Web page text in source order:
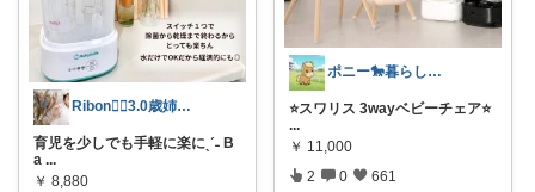
Ribon❁⃘3.0歳姉妹ﾏﾏ👧🏻♡
育児を少しでも手軽に楽にˎˊ˗ B
a ...
￥ 8,880
ポニー🐎暮らし快適を目指すパパ
⭐️スワリス 3wayベビーチェア⭐️
...
￥ 11,000
2 0 661